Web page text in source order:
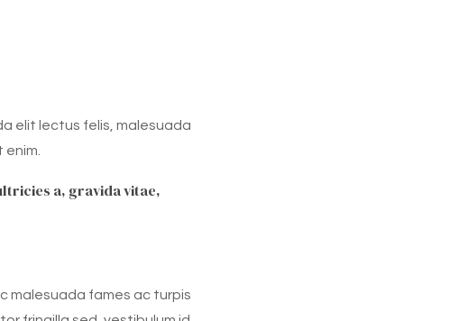
elit lectus felis, malesuada
enim.
a, gravida vitae,
malesuada fames ac turpis